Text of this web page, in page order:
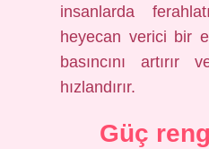
insanlarda
heyecan verici bir
basıncını artırır
hızlandırır.
Güç